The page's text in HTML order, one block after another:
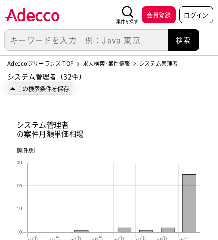
案件を探す
会員登録 ログイン
Adeccoフリーランス TOP 求人検索･案件情報 システム管理者
システム管理者（32件）
この検索条件を保存
システム管理者
の案件月額単価相場
[案件数]